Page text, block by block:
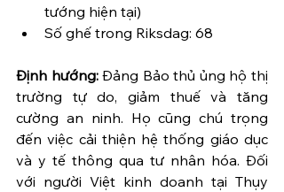
tướng hiện tại)
Số ghế trong Riksdag: 68
Định hướng: Đảng Bảo thủ ủng hộ thị
trường tự do, giảm thuế và tăng
cường an ninh. Họ cũng chú trọng
đến việc cải thiện hệ thống giáo dục
và y tế thông qua tư nhân hóa. Đối
với người Việt kinh doanh tại Thụy